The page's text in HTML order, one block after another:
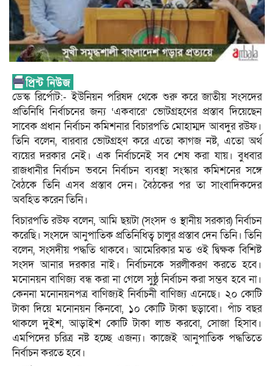
ডেস্ক রির্পোট:- ইউনিয়ন পরিষদ থেকে শুরু করে জাতীয় সংসদের
প্রতিনিধি নির্বাচনের জন্য ‘একবারে’ ভোটগ্রহণের প্রস্তাব দিয়েছেন
সাবেক প্রধান নির্বাচন কমিশনার বিচারপতি মোহাম্মদ আবদুর রউফ।
তিনি বলেন, বারবার ভোটগ্রহণ করে এতো কাগজ নষ্ট, এতো অর্থ
ব্যয়ের দরকার নেই। এক নির্বাচনেই সব শেষ করা যায়। বুধবার
রাজধানীর নির্বাচন ভবনে নির্বাচন ব্যবস্থা সংস্কার কমিশনের সঙ্গে
বৈঠকে তিনি এসব প্রস্তাব দেন। বৈঠকের পর তা সাংবাদিকদের
অবহিত করেন তিনি।
বিচারপতি রউফ বলেন, আমি ছয়টা (সংসদ ও স্থানীয় সরকার) নির্বাচন
করেছি। সংসদে আনুপাতিক প্রতিনিধিত্ব চালুর প্রস্তাব দেন তিনি। তিনি
বলেন, সংসদীয় পদ্ধতি থাকবে। আমেরিকার মত ওই দ্বিক্ষক বিশিষ্ট
সংসদ আনার দরকার নাই। নির্বাচনকে সরলীকরণ করতে হবে।
মনোনয়ন বাণিজ্য বন্ধ করা না গেলে সুষ্ঠু নির্বাচন করা সম্ভব হবে না।
কেননা মনোনয়নপত্র বাণিজ্যই নির্বাচনী বাণিজ্য এনেছে। ২০ কোটি
টাকা দিয়ে মনোনয়ন কিনবো, ১০ কোটি টাকা ছড়াবো। পাঁচ বছর
থাকলে দুইশ, আড়াইশ কোটি টাকা লাভ করবো, সোজা হিসাব।
এমপিদের চরিত্র নষ্ট হচ্ছে এজন্য। কাজেই আনুপাতিক পদ্ধতিতে
নির্বাচন করতে হবে।